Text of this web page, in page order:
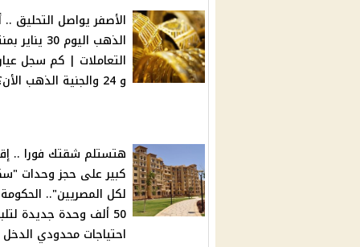
الأصفر يواصل التحليق ..
الذهب اليوم 30
و 24 والجنية الذهب الأن؟
هتستلم شقتك فورا ..
كبير على حجز وحدات
لكل المصريين"..
50 ألف وحدة جديدة
احتياجات محدودي الدخل